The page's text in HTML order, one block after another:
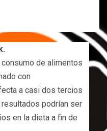
de alimentos
con
a casi dos tercios
podrían ser
en la dieta a fin de